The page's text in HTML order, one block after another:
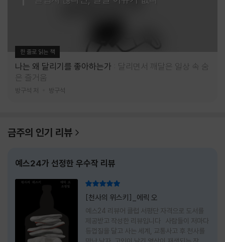
한 줄로 읽는 책
나는 왜 달리기를 좋아하는가
달리면서 깨달은 일상 속 숨
은 즐거움
방구석 저 방구석
금주의 인기 리뷰
예스24가 선정한 우수작 리뷰
[천사의 위스키]_에릭 오
예스24 리뷰어 클럽 서평단 자격으로 도서를
제공받고 작성한 리뷰입니다 사람들이 저마다
등껍질을 달고 사는 세계, 교통사고 후 천사를